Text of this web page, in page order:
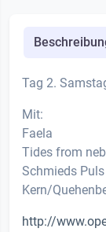
Tag 2.
Mit:
Faela
Tides from
Schmieds Puls
Kern/
http://